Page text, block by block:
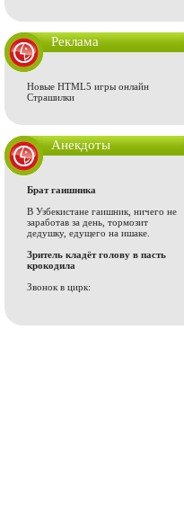
Реклама
Новые HTML5 игры онлайн
Страшилки
Анекдоты
Брат гаишника
В Узбекистане гаишник, ничего не
заработав за день, тормозит
дедушку, едущего на ишаке.
Зритель кладёт голову в пасть
крокодила
Звонок в цирк: